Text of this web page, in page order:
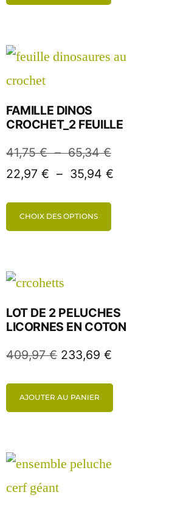
FAMILLE DINOS
CROCHET_2 FEUILLE
41,75€ – 65,34€
22,97 € – 35,94 €
CHOIX DES OPTIONS
LOT DE 2 PELUCHES
LICORNES EN COTON
409,97€ 233,69 €
AJOUTER AU PANIER